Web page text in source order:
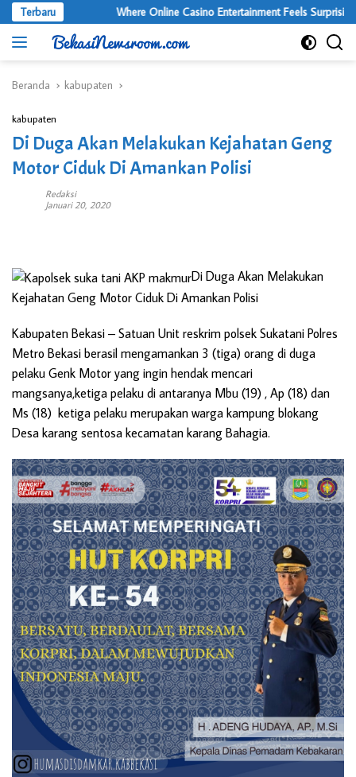
Langsung
ke
konten
Terbaru Where Online Casino Entertainment Feels Surprisingly
Beranda kabupaten
kabupaten
Di Duga Akan Melakukan Kejahatan Geng
Motor Ciduk Di Amankan Polisi
Redaksi
Januari 20, 2020
Di Duga Akan Melakukan
Kejahatan Geng Motor Ciduk Di Amankan Polisi
Kabupaten Bekasi – Satuan Unit reskrim polsek Sukatani Polres
Metro Bekasi berasil mengamankan 3 (tiga) orang di duga
pelaku Genk Motor yang ingin hendak mencari
mangsanya,ketiga pelaku di antaranya Mbu (19) , Ap (18) dan
Ms (18) ketiga pelaku merupakan warga kampung blokang
Desa karang sentosa kecamatan karang Bahagia.